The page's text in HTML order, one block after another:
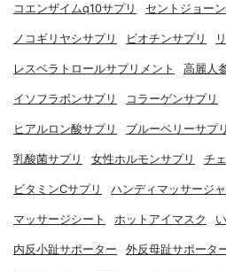
コエンザイムq10サプリ セントジョー
ノコギリヤシサプリ ビオチンサプリ
レスベラトロールサプリメント 高麗人
イソフラボンサプリ コラーゲンサプリ
ヒアルロン酸サプリ ブルーベリーサプリ
乳酸菌サプリ 女性ホルモンサプリ チ
ビタミンCサプリ ハンディマッサージ
マッサージシート ホットアイマスク
内反小趾サポーター 外反母趾サポータ